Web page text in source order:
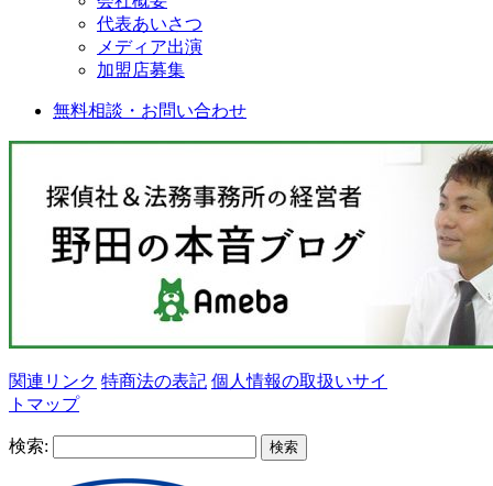
代表あいさつ
メディア出演
加盟店募集
無料相談・お問い合わせ
関連リンク 特商法の表記 個人情報の取扱いサイ
トマップ
検索: